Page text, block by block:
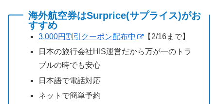
海外航空券はSurprice(サプライス)がお
すすめ
3,000円割引クーポン配布中
【2/16まで】
日本の旅行会社HIS運営だから万が一のトラ
ブルの時でも安心
日本語で電話対応
ネットで簡単予約